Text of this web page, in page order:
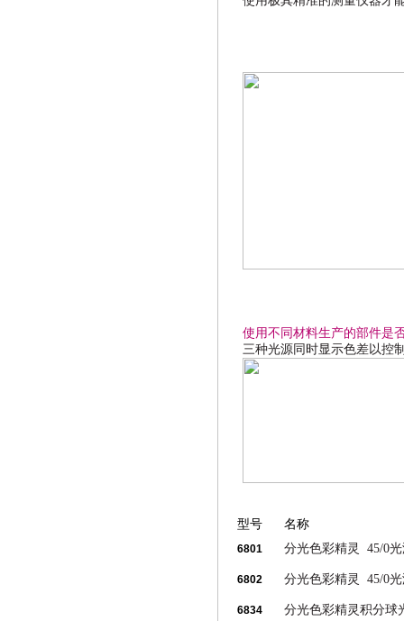
使用不同材料生产的部件是
三种光源同时显示色差以控
型号 名称
6801 分光色彩精灵 45/0光
6802 分光色彩精灵 45/0光
6834 分光色彩精灵积分球